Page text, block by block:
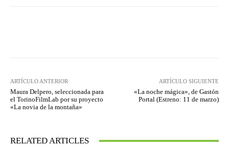
ARTÍCULO ANTERIOR
Maura Delpero, seleccionada para
el TorinoFilmLab por su proyecto
«La novia de la montaña»
ARTÍCULO SIGUIENTE
«La noche mágica», de Gastón
Portal (Estreno: 11 de marzo)
RELATED ARTICLES